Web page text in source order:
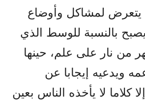
يتعرض لمشاکل وأوضاع
بالنسبة للوسط الذي
من نار على علم، حينها
ويدعيه إيجابا عن
كلاما لا يأخذه الناس بعين